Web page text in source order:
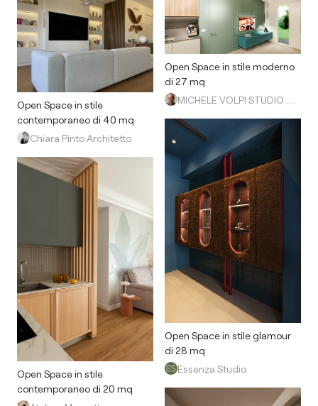
Open Space in stile
contemporaneo di 40 mq
Chiara Pinto Architetto
Open Space in stile
contemporaneo di 20 mq
Open Space in stile moderno
di 27 mq
Open Space in stile glamour
di 28 mq
Essenza Studio